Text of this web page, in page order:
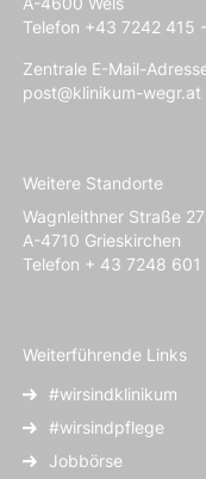
Telefon +43 7242 415
Zentrale E-Mail-
post@klinikum-wegr.at
Weitere Standorte
Wagnleithner Straße 27
A-4710 Grieskirchen
Telefon + 43 7248 601
Weiterführende Links
#wirsindklinikum
#wirsindpflege
Jobbörse